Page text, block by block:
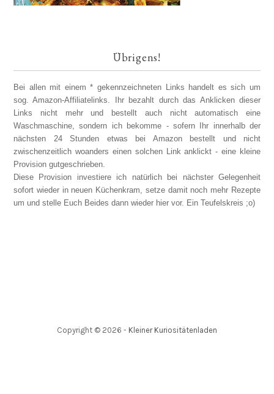
Übrigens!
Bei allen mit einem * gekennzeichneten Links handelt es sich um
sog. Amazon-Affiliatelinks. Ihr bezahlt durch das Anklicken dieser
Links nicht mehr und bestellt auch nicht automatisch eine
Waschmaschine, sondern ich bekomme - sofern Ihr innerhalb der
nächsten 24 Stunden etwas bei Amazon bestellt und nicht
zwischenzeitlich woanders einen solchen Link anklickt - eine kleine
Provision gutgeschrieben.
Diese Provision investiere ich natürlich bei nächster Gelegenheit
sofort wieder in neuen Küchenkram, setze damit noch mehr Rezepte
um und stelle Euch Beides dann wieder hier vor. Ein Teufelskreis ;o)
Copyright © 2026 - Kleiner Kuriositätenladen